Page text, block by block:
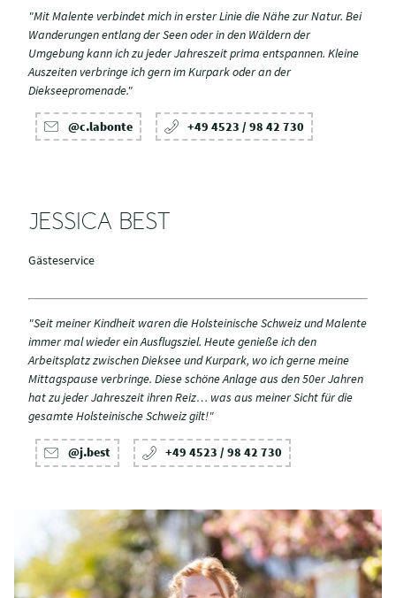
"Mit Malente verbindet mich in erster Linie die Nähe zur Natur. Bei
Wanderungen entlang der Seen oder in den Wäldern der
Umgebung kann ich zu jeder Jahreszeit prima entspannen. Kleine
Auszeiten verbringe ich gern im Kurpark oder an der
Diekseepromenade."
@c.labonte +49 4523 / 98 42 730
JESSICA BEST
Gästeservice
"Seit meiner Kindheit waren die Holsteinische Schweiz und Malente
immer mal wieder ein Ausflugsziel. Heute genieße ich den
Arbeitsplatz zwischen Dieksee und Kurpark, wo ich gerne meine
Mittagspause verbringe. Diese schöne Anlage aus den 50er Jahren
hat zu jeder Jahreszeit ihren Reiz… was aus meiner Sicht für die
gesamte Holsteinische Schweiz gilt!"
@j.best +49 4523 / 98 42 730